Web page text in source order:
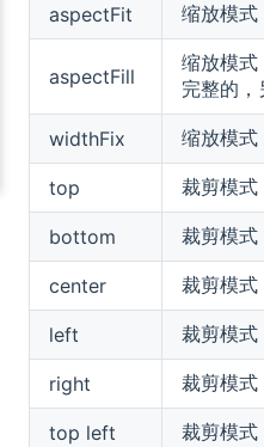
aspectFit 缩放模式
aspectFill
缩放模式
完整的，
widthFix 缩放模式
top 裁剪模式
bottom 裁剪模式
center 裁剪模式
left 裁剪模式
right 裁剪模式
top left 裁剪模式